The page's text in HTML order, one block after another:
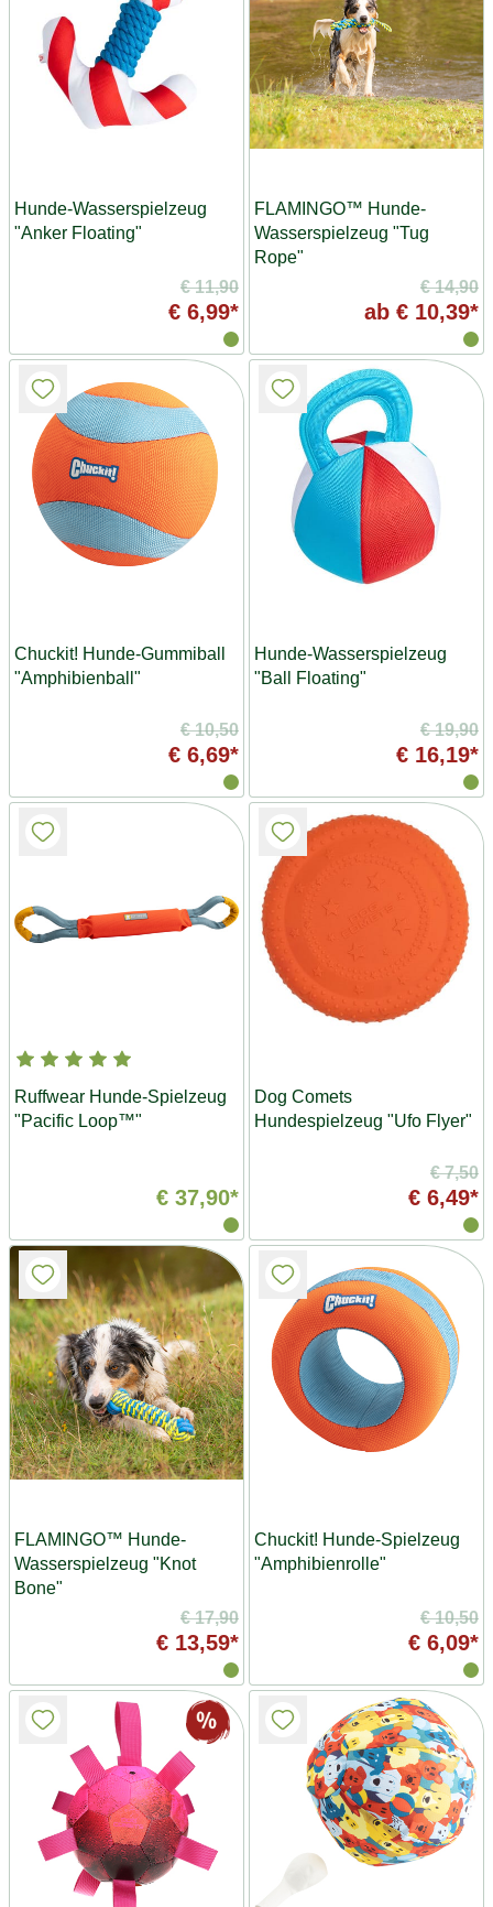
Hunde-Wasserspielzeug
"Anker Floating"
€ 11,90
€ 6,99*
FLAMINGO™ Hunde-
Wasserspielzeug "Tug
Rope"
€ 14,90
ab € 10,39*
Chuckit! Hunde-Gummiball
"Amphibienball"
€ 10,50
€ 6,69*
Hunde-Wasserspielzeug
"Ball Floating"
€ 19,90
€ 16,19*
Ruffwear Hunde-Spielzeug
"Pacific Loop™"
€ 37,90*
Dog Comets
Hundespielzeug "Ufo Flyer"
€ 7,50
€ 6,49*
FLAMINGO™ Hunde-
Wasserspielzeug "Knot
Bone"
€ 17,90
€ 13,59*
Chuckit! Hunde-Spielzeug
"Amphibienrolle"
€ 10,50
€ 6,09*